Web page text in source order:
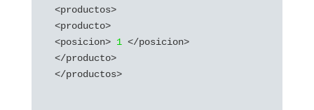
<productos>
<producto>
<posicion> 1 </posicion>
</producto>
</productos>